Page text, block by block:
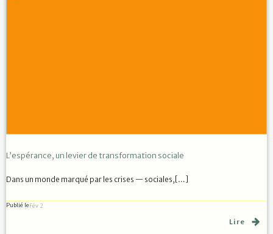
L’espérance, un levier de transformation sociale
Dans un monde marqué par les crises — sociales,[…]
Publié leFév 2
Lire